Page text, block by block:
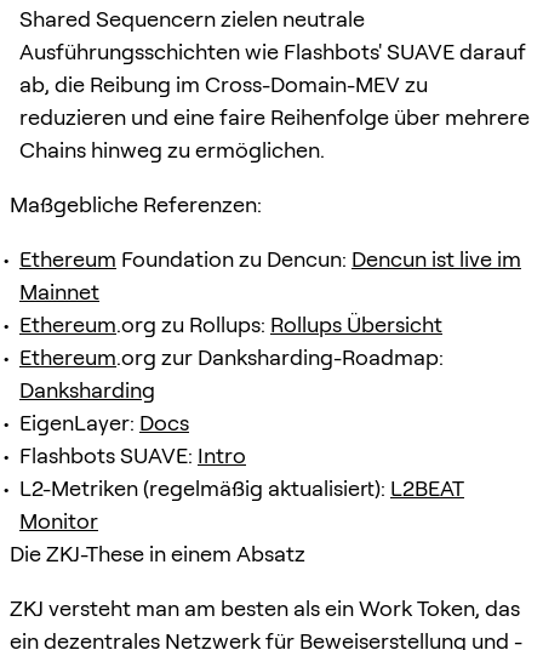
Shared Sequencern zielen neutrale
Ausführungsschichten wie Flashbots' SUAVE darauf
ab, die Reibung im Cross-Domain-MEV zu
reduzieren und eine faire Reihenfolge über mehrere
Chains hinweg zu ermöglichen.
Maßgebliche Referenzen:
Ethereum Foundation zu Dencun: Dencun ist live im
Mainnet
Ethereum.org zu Rollups: Rollups Übersicht
Ethereum.org zur Danksharding-Roadmap:
Danksharding
EigenLayer: Docs
Flashbots SUAVE: Intro
L2-Metriken (regelmäßig aktualisiert): L2BEAT
Monitor
Die ZKJ-These in einem Absatz
ZKJ versteht man am besten als ein Work Token, das
ein dezentrales Netzwerk für Beweiserstellung und -